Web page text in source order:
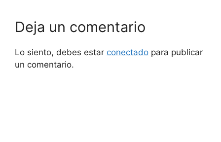
Deja un comentario
Lo siento, debes estar conectado para publicar
un comentario.